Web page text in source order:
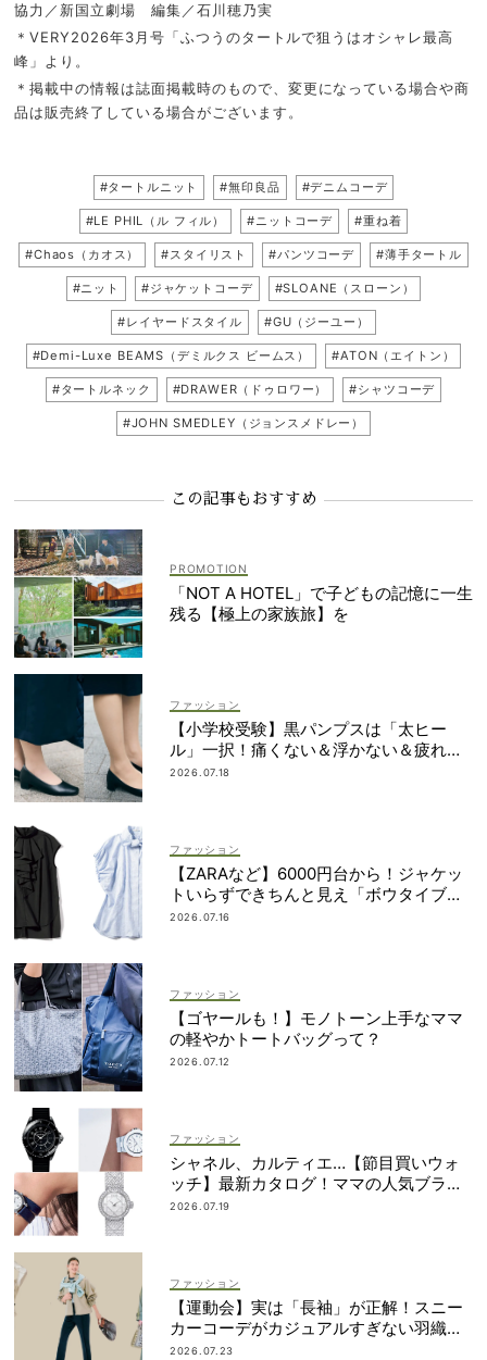
協力／新国立劇場 編集／石川穂乃実
＊VERY2026年3月号「ふつうのタートルで狙うはオシャレ最高
峰」より。
＊掲載中の情報は誌面掲載時のもので、変更になっている場合や商
品は販売終了している場合がございます。
#タートルニット #無印良品 #デニムコーデ
#LE PHIL（ル フィル） #ニットコーデ #重ね着
#Chaos（カオス） #スタイリスト #パンツコーデ #薄手タートル
#ニット #ジャケットコーデ #SLOANE（スローン）
#レイヤードスタイル #GU（ジーユー）
#Demi-Luxe BEAMS（デミルクス ビームス） #ATON（エイトン）
#タートルネック #DRAWER（ドゥロワー） #シャツコーデ
#JOHN SMEDLEY（ジョンスメドレー）
この記事もおすすめ
「NOT A HOTEL」で子どもの記憶に一生
残る【極上の家族旅】を
ファッション
【小学校受験】黒パンプスは「太ヒー
ル」一択！痛くない＆浮かない＆疲れな
い先輩ママたちのベストバイ4選
2026.07.18
ファッション
【ZARAなど】6000円台から！ジャケッ
トいらずできちんと見え「ボウタイブラ
ウス」4選
2026.07.16
ファッション
【ゴヤールも！】モノトーン上手なママ
の軽やかトートバッグって？
2026.07.12
ファッション
シャネル、カルティエ…【節目買いウォ
ッチ】最新カタログ！ママの人気ブラン
ドを網羅
2026.07.19
ファッション
【運動会】実は「長袖」が正解！スニー
カーコーデがカジュアルすぎない羽織り
アイデア
2026.07.23